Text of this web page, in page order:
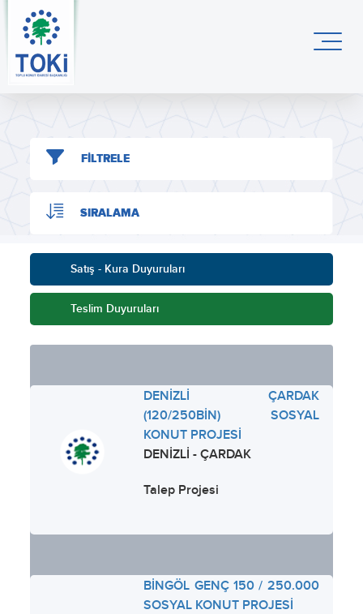
FİLTRELE
SIRALAMA
Satış - Kura Duyuruları
Teslim Duyuruları
DENİZLİ ÇARDAK
(120/250BİN) SOSYAL
KONUT PROJESİ
DENİZLİ - ÇARDAK
Talep Projesi
BİNGÖL GENÇ 150 / 250.000
SOSYAL KONUT PROJESİ